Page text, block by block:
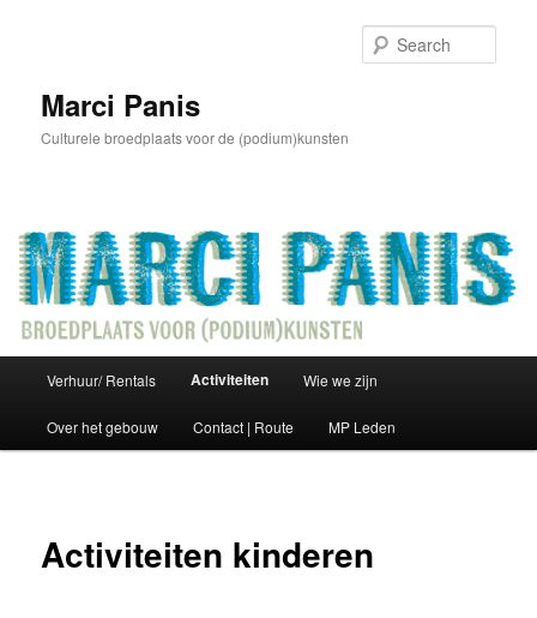
Marci Panis
Culturele broedplaats voor de (podium)kunsten
Verhuur/ Rentals Activiteiten Wie we zijn
Over het gebouw Contact | Route MP Leden
Activiteiten kinderen